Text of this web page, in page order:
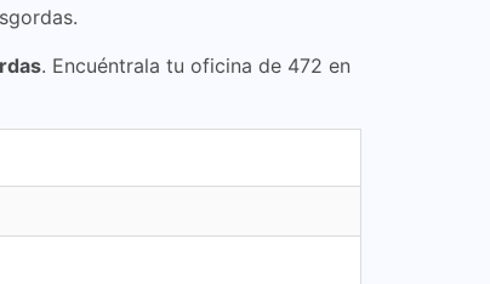
. Encuéntrala tu oficina de 472 en